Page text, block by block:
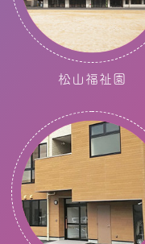
松山福祉園